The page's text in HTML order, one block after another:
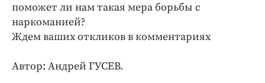
поможет ли нам такая мера борьбы с
наркоманией?
Ждем ваших откликов в комментариях
Автор: Андрей ГУСЕВ.